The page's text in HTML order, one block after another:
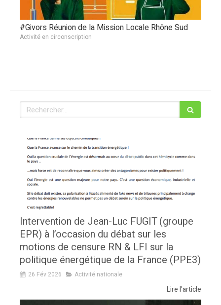
#Givors Réunion de la Mission Locale Rhône Sud
Activité en circonscription
Rechercher
Intervention de Jean-Luc FUGIT (groupe
EPR) à l’occasion du débat sur les
motions de censure RN & LFI sur la
politique énergétique de la France (PPE3)
26 Fév 2026 Activité nationale
Lire l'article